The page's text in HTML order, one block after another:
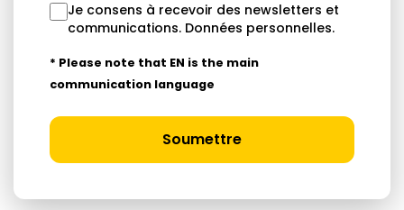
Je consens à recevoir des newsletters et
communications. Données personnelles.
* Please note that EN is the main
communication language
Soumettre